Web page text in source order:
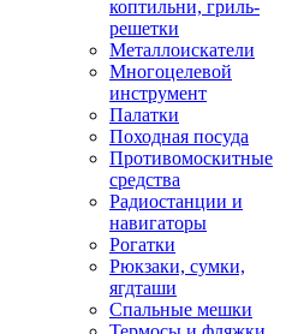
коптильни, гриль-
решетки
Металлоискатели
Многоцелевой
инструмент
Палатки
Походная посуда
Противомоскитные
средства
Радиостанции и
навигаторы
Рогатки
Рюкзаки, сумки,
ягдташи
Спальные мешки